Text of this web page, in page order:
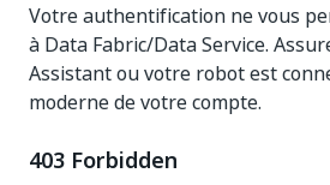
Votre authentification ne vous
à Data Fabric/Data Service.
Assistant ou votre robot est
moderne de votre compte.
403 Forbidden